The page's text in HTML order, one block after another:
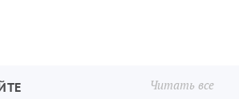
Читать все